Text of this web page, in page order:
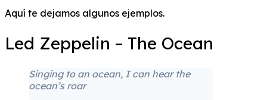
Aquí te dejamos algunos ejemplos.
Led Zeppelin – The Ocean
Singing to an ocean, I can hear the
ocean’s roar